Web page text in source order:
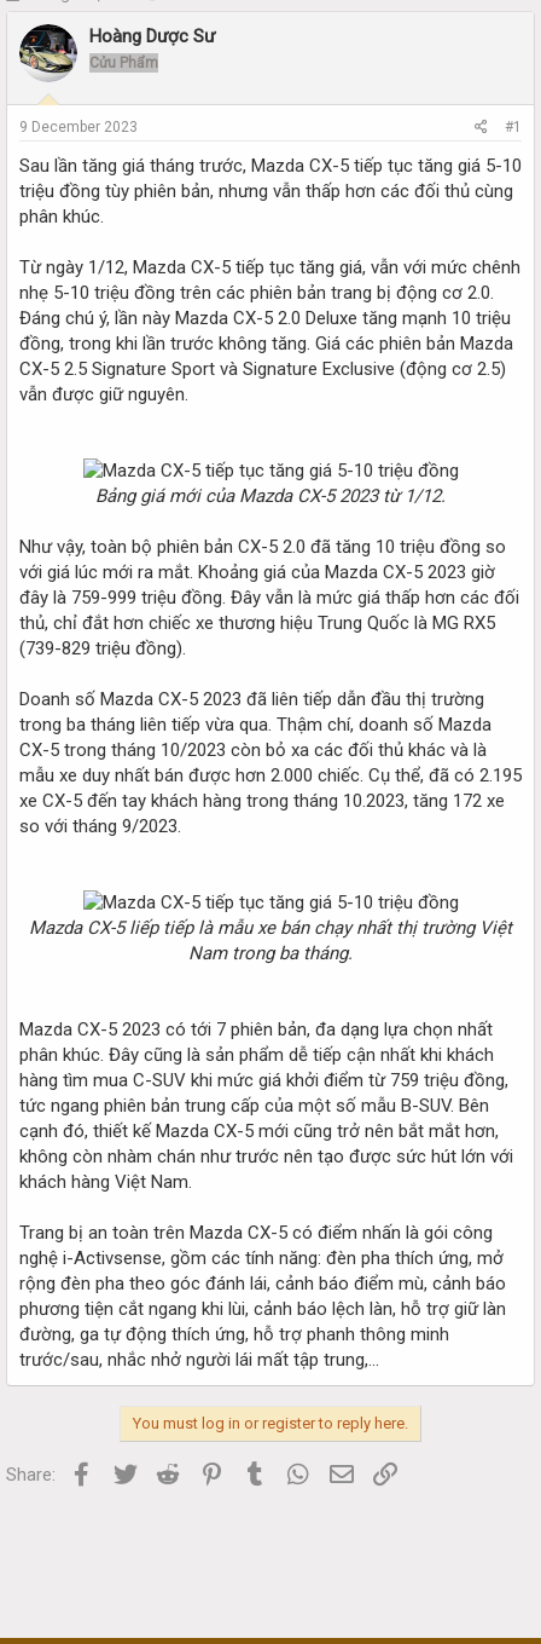
r
e
d
s
a
r
t
a
d
e
Hoàng Dược Sư
Cửu Phẩm
9 December 2023 #1
Sau lần tăng giá tháng trước, Mazda CX-5 tiếp tục tăng giá 5-10
triệu đồng tùy phiên bản, nhưng vẫn thấp hơn các đối thủ cùng
phân khúc.
Từ ngày 1/12, Mazda CX-5 tiếp tục tăng giá, vẫn với mức chênh
nhẹ 5-10 triệu đồng trên các phiên bản trang bị động cơ 2.0.
Đáng chú ý, lần này Mazda CX-5 2.0 Deluxe tăng mạnh 10 triệu
đồng, trong khi lần trước không tăng. Giá các phiên bản Mazda
CX-5 2.5 Signature Sport và Signature Exclusive (động cơ 2.5)
vẫn được giữ nguyên.
Bảng giá mới của Mazda CX-5 2023 từ 1/12.
Như vậy, toàn bộ phiên bản CX-5 2.0 đã tăng 10 triệu đồng so
với giá lúc mới ra mắt. Khoảng giá của Mazda CX-5 2023 giờ
đây là 759-999 triệu đồng. Đây vẫn là mức giá thấp hơn các đối
thủ, chỉ đắt hơn chiếc xe thương hiệu Trung Quốc là MG RX5
(739-829 triệu đồng).
Doanh số Mazda CX-5 2023 đã liên tiếp dẫn đầu thị trường
trong ba tháng liên tiếp vừa qua. Thậm chí, doanh số Mazda
CX-5 trong tháng 10/2023 còn bỏ xa các đối thủ khác và là
mẫu xe duy nhất bán được hơn 2.000 chiếc. Cụ thể, đã có 2.195
xe CX-5 đến tay khách hàng trong tháng 10.2023, tăng 172 xe
so với tháng 9/2023.
Mazda CX-5 liếp tiếp là mẫu xe bán chạy nhất thị trường Việt
Nam trong ba tháng.
Mazda CX-5 2023 có tới 7 phiên bản, đa dạng lựa chọn nhất
phân khúc. Đây cũng là sản phẩm dễ tiếp cận nhất khi khách
hàng tìm mua C-SUV khi mức giá khởi điểm từ 759 triệu đồng,
tức ngang phiên bản trung cấp của một số mẫu B-SUV. Bên
cạnh đó, thiết kế Mazda CX-5 mới cũng trở nên bắt mắt hơn,
không còn nhàm chán như trước nên tạo được sức hút lớn với
khách hàng Việt Nam.
Trang bị an toàn trên Mazda CX-5 có điểm nhấn là gói công
nghệ i-Activsense, gồm các tính năng: đèn pha thích ứng, mở
rộng đèn pha theo góc đánh lái, cảnh báo điểm mù, cảnh báo
phương tiện cắt ngang khi lùi, cảnh báo lệch làn, hỗ trợ giữ làn
đường, ga tự động thích ứng, hỗ trợ phanh thông minh
trước/sau, nhắc nhở người lái mất tập trung,...
You must log in or register to reply here.
Share: Facebook
Twitter Reddit PinterestTumblr WhatsApp
Email